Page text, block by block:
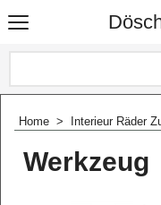
Home > Interieur Räder
Werkzeug